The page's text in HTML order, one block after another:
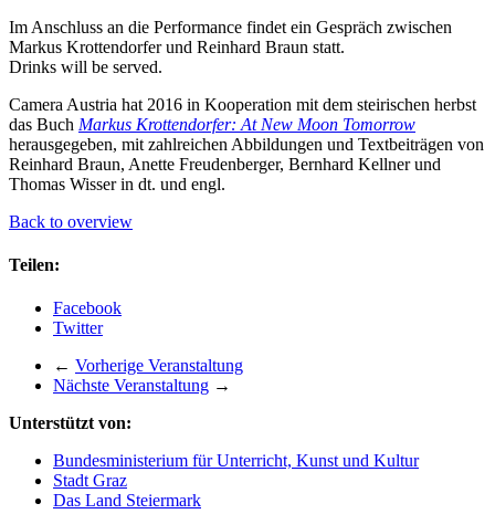
Im Anschluss an die Performance findet ein Gespräch zwischen
Markus Krottendorfer und Reinhard Braun statt.
Drinks will be served.
Camera Austria hat 2016 in Kooperation mit dem steirischen herbst
das Buch Markus Krottendorfer: At New Moon Tomorrow
herausgegeben, mit zahlreichen Abbildungen und Textbeiträgen von
Reinhard Braun, Anette Freudenberger, Bernhard Kellner und
Thomas Wisser in dt. und engl.
Back to overview
Teilen:
Facebook
Twitter
← Vorherige Veranstaltung
Nächste Veranstaltung →
Unterstützt von:
Bundesministerium für Unterricht, Kunst und Kultur
Stadt Graz
Das Land Steiermark